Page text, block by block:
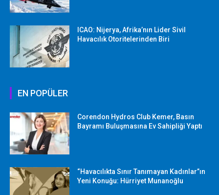
ICAO: Nijerya, Afrika’nın Lider Sivil
Havacılık Otoritelerinden Biri
EN POPÜLER
Corendon Hydros Club Kemer, Basın
Bayramı Buluşmasına Ev Sahipliği Yaptı
“Havacılıkta Sınır Tanımayan Kadınlar”ın
Yeni Konuğu: Hürriyet Munanoğlu